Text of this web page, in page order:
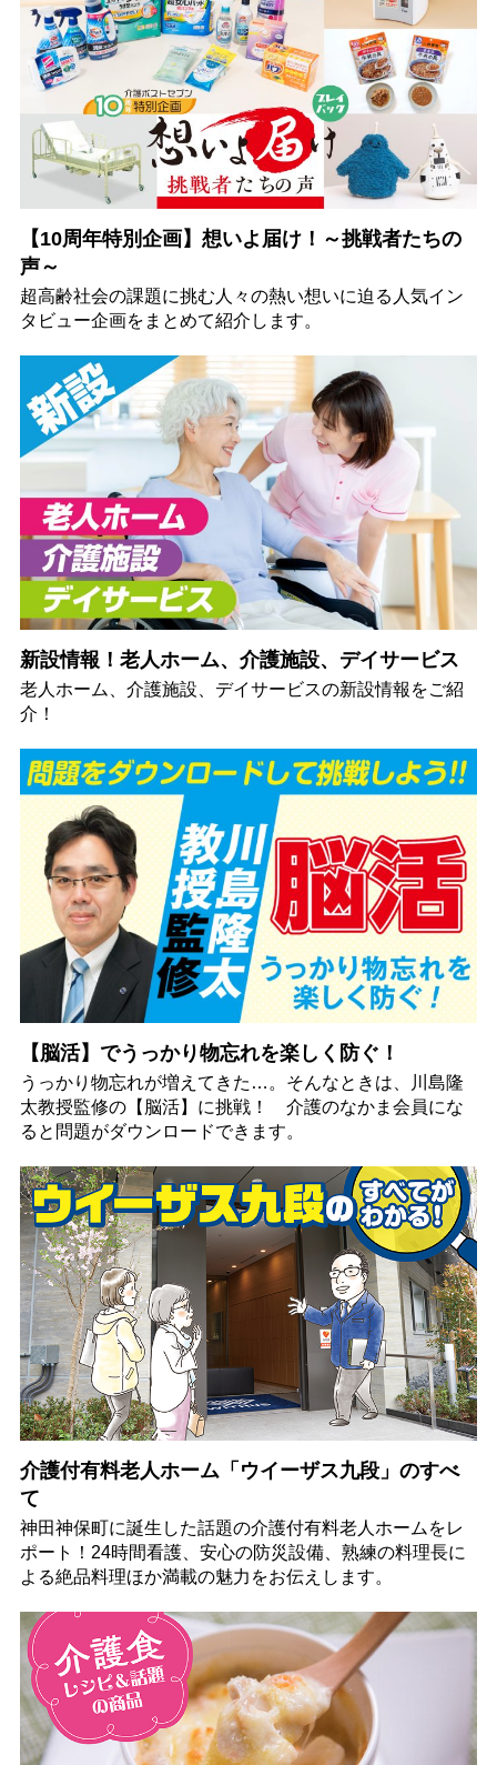
【10周年特別企画】想いよ届け！～挑戦者たちの
声～
超高齢社会の課題に挑む人々の熱い想いに迫る人気イン
タビュー企画をまとめて紹介します。
新設情報！老人ホーム、介護施設、デイサービス
老人ホーム、介護施設、デイサービスの新設情報をご紹
介！
【脳活】でうっかり物忘れを楽しく防ぐ！
うっかり物忘れが増えてきた…。そんなときは、川島隆
太教授監修の【脳活】に挑戦！ 介護のなかま会員にな
ると問題がダウンロードできます。
介護付有料老人ホーム「ウイーザス九段」のすべ
て
神田神保町に誕生した話題の介護付有料老人ホームをレ
ポート！24時間看護、安心の防災設備、熟練の料理長に
よる絶品料理ほか満載の魅力をお伝えします。